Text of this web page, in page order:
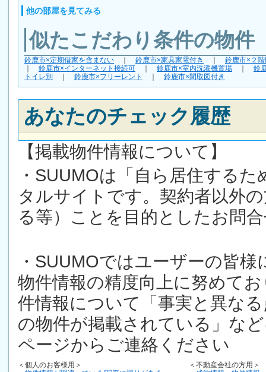
他の部屋を見てみる
似たこだわり条件の物件
鈴鹿市×定期借家を含まない ｜ 鈴鹿市×家具家電付き ｜ 鈴鹿市×２
｜ 鈴鹿市×インターネット接続可 ｜ 鈴鹿市×室内洗濯機置場 ｜ 鈴
トイレ別 ｜ 鈴鹿市×フリーレント ｜ 鈴鹿市×間取図付き
あなたのチェック履歴
【掲載物件情報について】
・SUUMOは「自ら居住する
タルサイトです。契約者以外
る等）ことを目的としたお問
・SUUMOではユーザーの皆
物件情報の精度向上に努めて
件情報について「事実と異な
の物件が掲載されている」な
ページからご連絡ください
＜個人のお客様用＞
＜不動産会社の方用＞